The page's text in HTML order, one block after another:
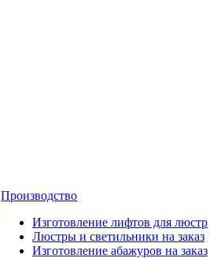
Производство
Изготовление лифтов для люстр
Люстры и светильники на заказ
Изготовление абажуров на заказ